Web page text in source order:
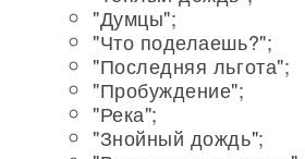
"Думцы";
"Что поделаешь?";
"Последняя льгота";
"Пробуждение";
"Река";
"Знойный дождь";